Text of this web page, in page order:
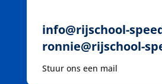
info@rijschool-
ronnie@rijschool-
Stuur ons een mail